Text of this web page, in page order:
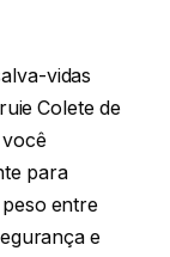
vidas
Colete de
você
para
entre
e